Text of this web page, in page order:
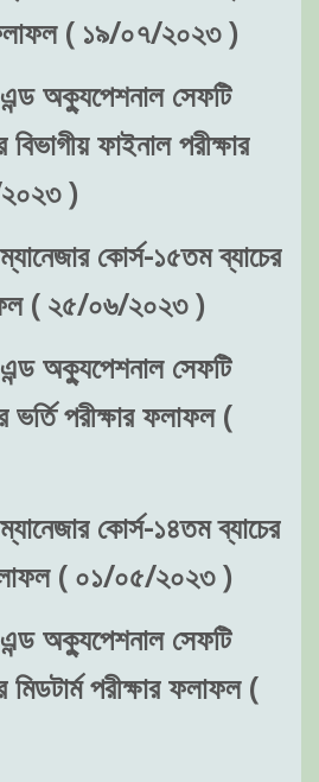
ফলাফল ( ১৯/০৭/২০২৩ )
অক্যুপেশনাল সেফটি
ফাইনাল পরীক্ষার
)
কোর্স-১৫তম ব্যাচের
( ২৫/০৬/২০২৩ )
অক্যুপেশনাল সেফটি
ভর্তি পরীক্ষার ফলাফল (
কোর্স-১৪তম ব্যাচের
ফলাফল ( ০১/০৫/২০২৩ )
অক্যুপেশনাল সেফটি
পরীক্ষার ফলাফল (